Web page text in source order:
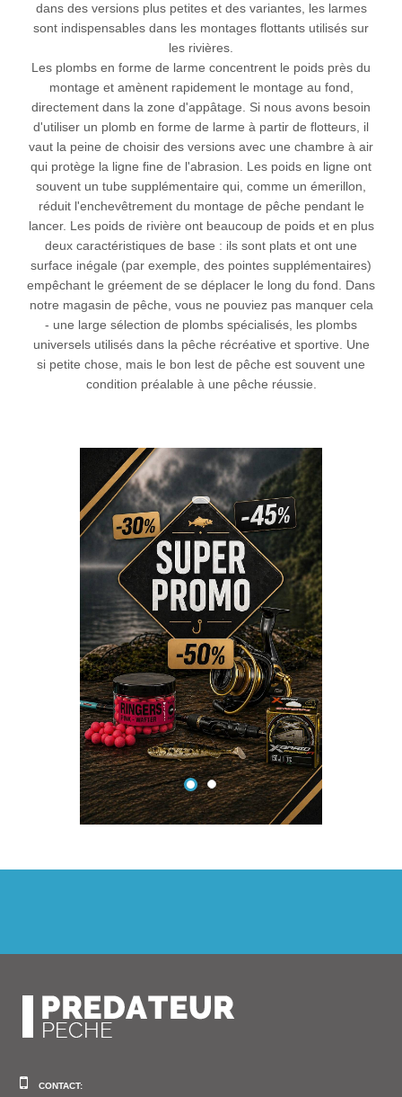
dans des versions plus petites et des variantes, les larmes
sont indispensables dans les montages flottants utilisés sur
les rivières.
Les plombs en forme de larme concentrent le poids près du
montage et amènent rapidement le montage au fond,
directement dans la zone d'appâtage. Si nous avons besoin
d'utiliser un plomb en forme de larme à partir de flotteurs, il
vaut la peine de choisir des versions avec une chambre à air
qui protège la ligne fine de l'abrasion. Les poids en ligne ont
souvent un tube supplémentaire qui, comme un émerillon,
réduit l'enchevêtrement du montage de pêche pendant le
lancer. Les poids de rivière ont beaucoup de poids et en plus
deux caractéristiques de base : ils sont plats et ont une
surface inégale (par exemple, des pointes supplémentaires)
empêchant le gréement de se déplacer le long du fond. Dans
notre magasin de pêche, vous ne pouviez pas manquer cela
- une large sélection de plombs spécialisés, les plombs
universels utilisés dans la pêche récréative et sportive. Une
si petite chose, mais le bon lest de pêche est souvent une
condition préalable à une pêche réussie.
CONTACT: